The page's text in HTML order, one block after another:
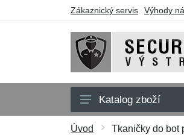
Zákaznický servis Výhody
Oblečení
Katalog zboží
Úvod Tkaničky do bot